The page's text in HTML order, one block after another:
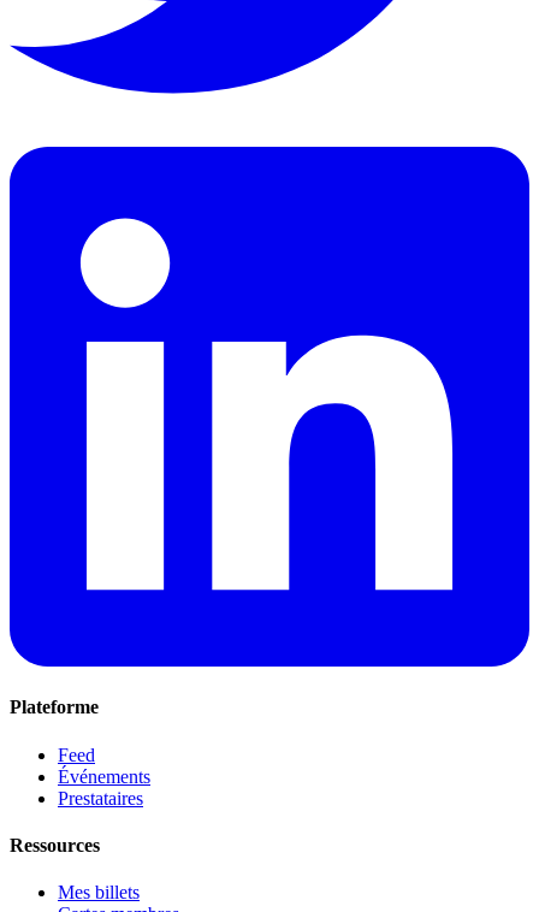
Plateforme
Feed
Événements
Prestataires
Ressources
Mes billets